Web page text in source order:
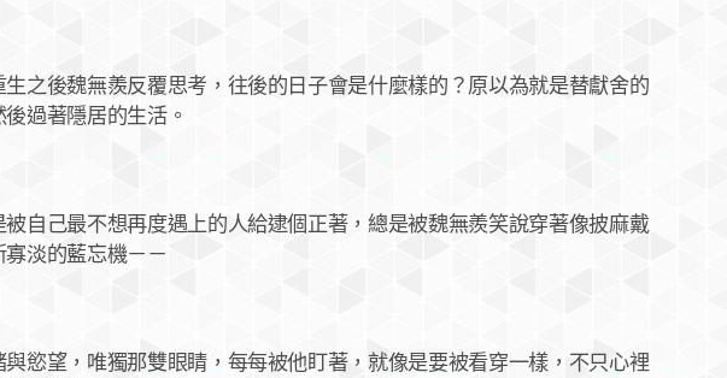
後魏無羨反覆思考，往後的日子會是什麼樣的？原以為就是替獻舍的
過著隱居的生活。
己最不想再度遇上的人給逮個正著，總是被魏無羨笑說穿著像披麻戴
淡的藍忘機－－
望，唯獨那雙眼睛，每每被他盯著，就像是要被看穿一樣，不只心裡